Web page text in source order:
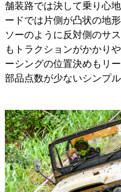
舗装路では決して乗り心
ードでは片側が凸状の地
ソーのように反対側のサ
もトラクションがかかり
ーシングの位置決めもリ
部品点数が少ないシンプル